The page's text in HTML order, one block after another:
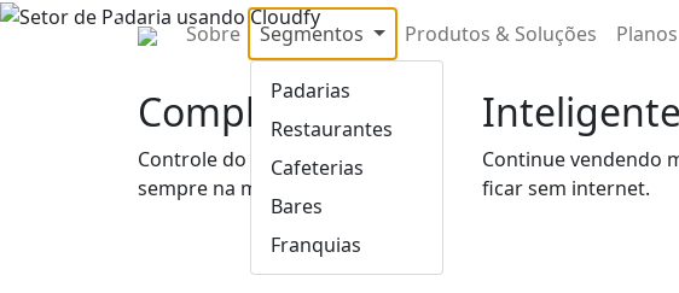
Sobre Segmentos
Padarias
Restaurantes
Cafeterias
Bares
Franquias
Produtos & Soluções Planos
Previous
Completo
Controle do seu estabelecimento
sempre na mão.
Inteligente
Continue vendendo
ficar sem internet.